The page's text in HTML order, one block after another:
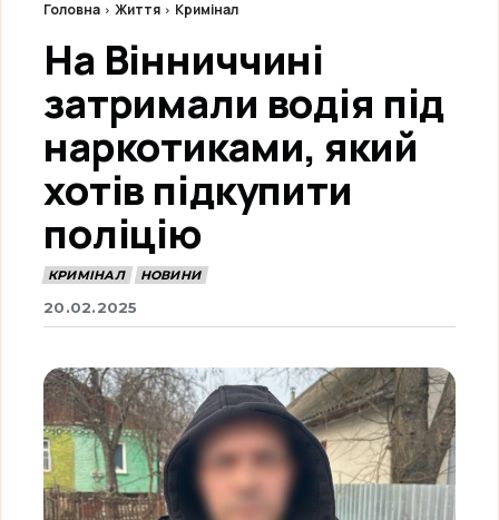
Головна Життя Кримінал
На Вінниччині
затримали водія під
наркотиками, який
хотів підкупити
поліцію
КРИМІНАЛ НОВИНИ
20.02.2025